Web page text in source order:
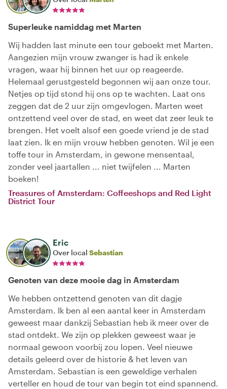
Superleuke namiddag met Marten
Wij hadden last minute een tour geboekt met Marten.
Aangezien mijn vrouw zwanger is had ik enkele
vragen, waar hij binnen het uur op reageerde.
Helemaal gerustgesteld begonnen wij aan onze tour.
Netjes op tijd stond hij ons op te wachten. Laat ons
zeggen dat de 2 uur zijn omgevlogen. Marten weet
ontzettend veel over de stad, en weet dat zeer leuk te
brengen. Het voelt alsof een goede vriend je de stad
laat zien. Ik en mijn vrouw hebben genoten. Wil je een
toffe tour in Amsterdam, in gewone mensentaal,
zonder veel jaartallen ... niet twijfelen ... Marten
boeken!
Treasures of Amsterdam: Coffeeshops and Red Light
District Tour
Eric
Over local Sebastian
Genoten van deze mooie dag in Amsterdam
We hebben ontzettend genoten van dit dagje
Amsterdam. Ik ben al een aantal keer in Amsterdam
geweest maar dankzij Sebastian heb ik meer over de
stad ontdekt. We zijn op plekken geweest waar je
normaal gewoon voorbij zou lopen. Veel nieuwe
details geleerd over de historie & het leven van
Amsterdam. Sebastian is een geweldige verhalen
verteller en houd de tour van begin tot eind spannend.